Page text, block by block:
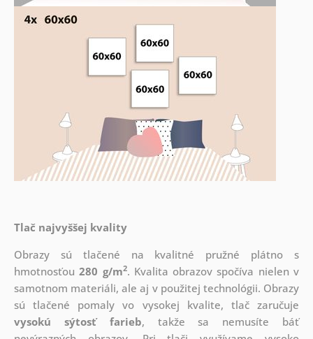
Tlač najvyššej kvality
Obrazy sú tlačené na kvalitné pružné plátno s
hmotnosťou280 g/m2. Kvalita obrazov spočíva nielen v
samotnom materiáli, ale aj v použitej technológii. Obrazy
sú tlačené pomaly vo vysokej kvalite, tlač zaručuje
vysokú sýtosť farieb, takže sa nemusíte báť